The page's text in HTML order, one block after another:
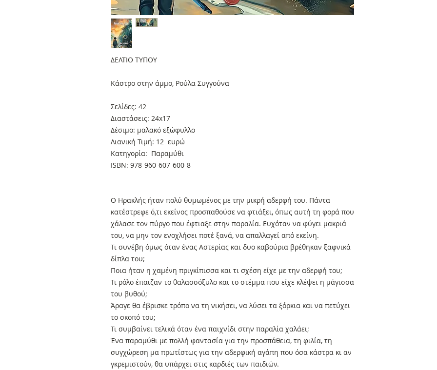
ΔΕΛΤΙΟ ΤΥΠΟΥ
Κάστρο στην άμμο, Ρούλα Συγγούνα
Σελίδες: 42
Διαστάσεις: 24x17
Δέσιμο: μαλακό εξώφυλλο
Λιανική Τιμή: 12 ευρώ
Κατηγορία: Παραμύθι
ISBN: 978-960-607-600-8
Ο Ηρακλής ήταν πολύ θυμωμένος με την μικρή αδερφή του. Πάντα
κατέστρεφε ό,τι εκείνος προσπαθούσε να φτιάξει, όπως αυτή τη φορά που
χάλασε τον πύργο που έφτιαξε στην παραλία. Ευχόταν να φύγει μακριά
του, να μην τον ενοχλήσει ποτέ ξανά, να απαλλαγεί από εκείνη.
Τι συνέβη όμως όταν ένας Αστερίας και δυο καβούρια βρέθηκαν ξαφνικά
δίπλα του;
Ποια ήταν η χαμένη πριγκίπισσα και τι σχέση είχε με την αδερφή του;
Τι ρόλο έπαιζαν το θαλασσόξυλο και το στέμμα που είχε κλέψει η μάγισσα
του βυθού;
Άραγε θα έβρισκε τρόπο να τη νικήσει, να λύσει τα ξόρκια και να πετύχει
το σκοπό του;
Τι συμβαίνει τελικά όταν ένα παιχνίδι στην παραλία χαλάει;
Ένα παραμύθι με πολλή φαντασία για την προσπάθεια, τη φιλία, τη
συγχώρεση μα πρωτίστως για την αδερφική αγάπη που όσα κάστρα κι αν
γκρεμιστούν, θα υπάρχει στις καρδιές των παιδιών.